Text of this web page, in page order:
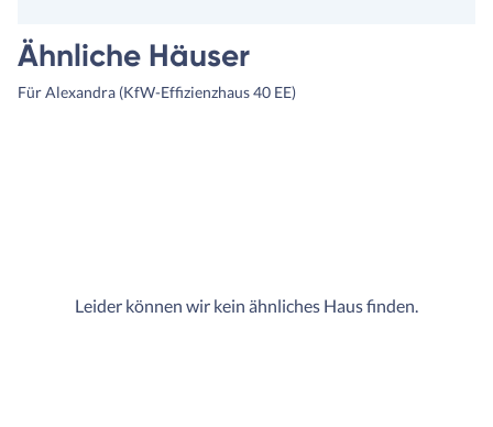
Ähnliche Häuser
Für Alexandra (KfW-Effizienzhaus 40 EE)
Leider können wir kein ähnliches Haus finden.